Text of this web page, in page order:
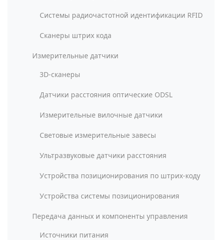
Системы радиочастотной идентификации RFID
Сканеры штрих кода
Измерительные датчики
3D-сканеры
Датчики расстояния оптические ODSL
Измерительные вилочные датчики
Световые измерительные завесы
Ультразвуковые датчики расстояния
Устройства позиционирования по штрих-коду
Устройства системы позиционирования
Передача данных и компоненты управления
Источники питания